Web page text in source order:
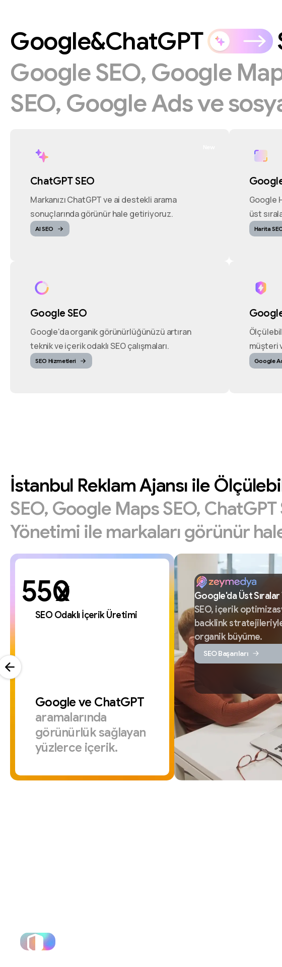
Google&ChatGPT
GoogleSEO, Google
SEO, GoogleAdsve
ChatGPT SEO
Markanızı ChatGPT ve ai destekli arama
sonuçlarında görünür hale getiriyoruz.
AI SEO
Google
üst
Harita
Google SEO
Google'da organik görünürlüğünüzü artıran
teknik ve içerik odaklı SEO çalışmaları.
SEO Hizmetleri
müşteri
Google
İstanbul ReklamAjansı ile
SEO, Google MapsSEO, ChatGPT
Yönetimi ile markaları görünür
x
SEO Odaklı İçerik Üretimi
Google ve ChatGPT
aramalarında
görünürlük sağlayan
yüzlerce içerik.
Google'daÜstSıralar
SEO, içerik
backlink
organik büyüme.
SEO Başarıları